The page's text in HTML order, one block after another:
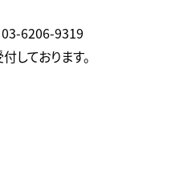
03-6206-9319
しております。